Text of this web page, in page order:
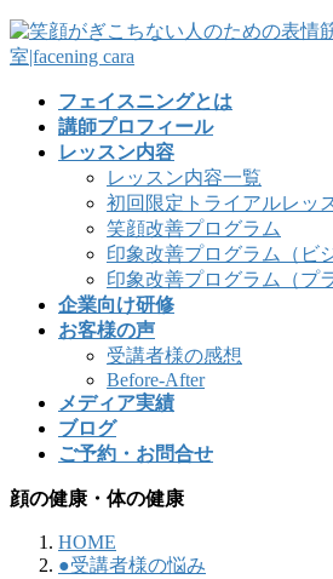
フェイスニングとは
講師プロフィール
レッスン内容
レッスン内容一覧
初回限定トライアルレッ
笑顔改善プログラム
印象改善プログラム（ビ
印象改善プログラム（プ
企業向け研修
お客様の声
受講者様の感想
Before-After
メディア実績
ブログ
ご予約・お問合せ
顔の健康・体の健康
HOME
●受講者様の悩み